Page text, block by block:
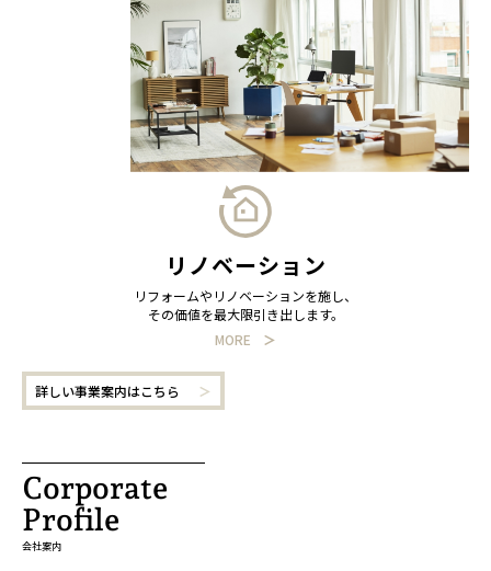
リノベーション
リフォームやリノベーションを施し、
その価値を最大限引き出します。
MORE
詳しい事業案内はこちら
Corporate
Profile
会社案内